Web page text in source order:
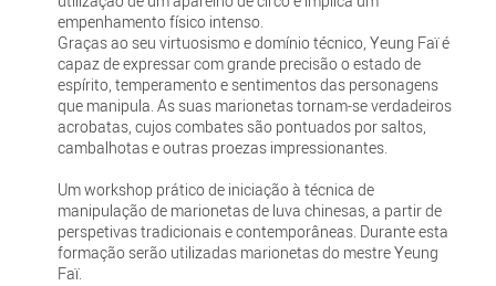
empenhamento físico intenso.
Graças ao seu virtuosismo e domínio técnico, Yeung Faï é
capaz de expressar com grande precisão o estado de
espírito, temperamento e sentimentos das personagens
que manipula. As suas marionetas tornam-se verdadeiros
acrobatas, cujos combates são pontuados por saltos,
cambalhotas e outras proezas impressionantes.
Um workshop prático de iniciação à técnica de
manipulação de marionetas de luva chinesas, a partir de
perspetivas tradicionais e contemporâneas. Durante esta
formação serão utilizadas marionetas do mestre Yeung
Faï.